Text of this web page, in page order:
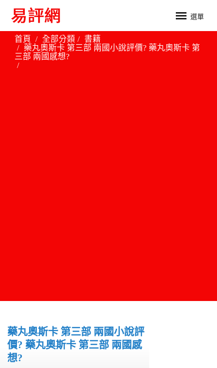
選單
首頁 全部分類
書籍
藥丸奧斯卡 第三部 兩國小說評價? 藥丸奧斯卡 第
三部 兩國感想?
藥丸奧斯卡 第三部 兩國小說評
價? 藥丸奧斯卡 第三部 兩國感
想?